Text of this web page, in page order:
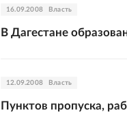
16.09.2008 Власть
В Дагестане
12.09.2008 Власть
Пунктов пропуска,